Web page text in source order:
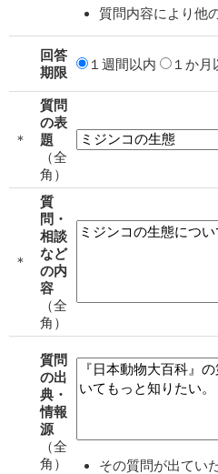
質問内容により他
回答
期限
１週間以内 １か月
＊
質問
の表
題
（全
角）
＊
質
問・
相談
など
の内
容
（全
角）
質問
の出
典・
情報
源
（全
角）
その質問が出てい